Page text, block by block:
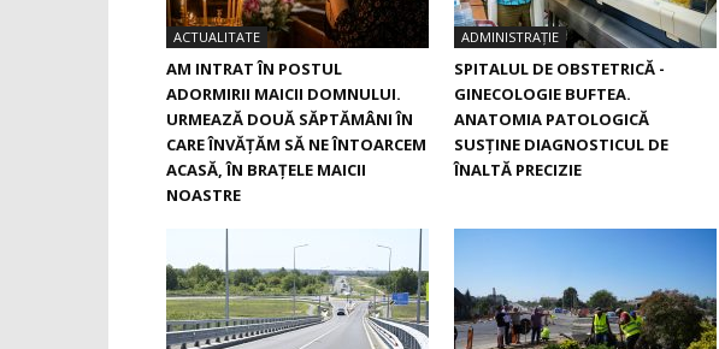
ACTUALITATE
AM INTRAT ÎN POSTUL
ADORMIRII MAICII DOMNULUI.
URMEAZĂ DOUĂ SĂPTĂMÂNI ÎN
CARE ÎNVĂŢĂM SĂ NE ÎNTOARCEM
ACASĂ, ÎN BRAŢELE MAICII
NOASTRE
ADMINISTRAȚIE
SPITALUL DE OBSTETRICĂ -
GINECOLOGIE BUFTEA.
ANATOMIA PATOLOGICĂ
SUSŢINE DIAGNOSTICUL DE
ÎNALTĂ PRECIZIE